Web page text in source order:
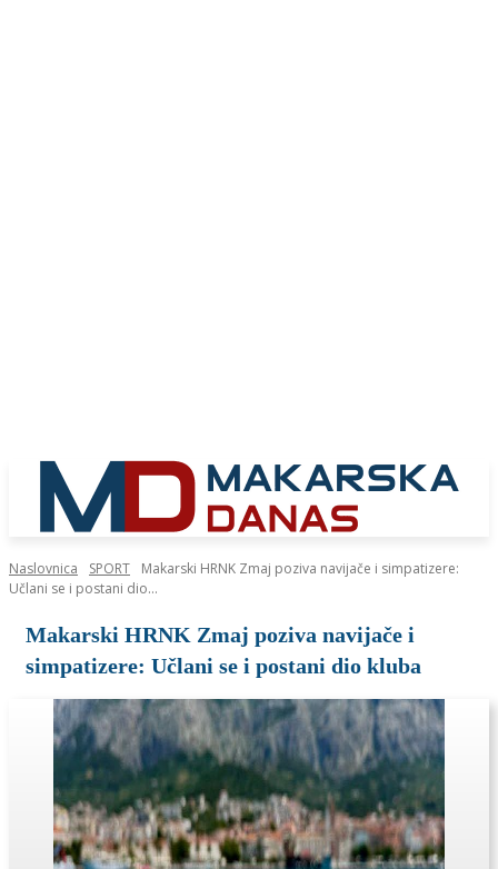
Naslovnica SPORT
Makarski HRNK Zmaj poziva navijače i simpatizere:
Učlani se i postani dio...
Makarski HRNK Zmaj poziva navijače i
simpatizere: Učlani se i postani dio kluba